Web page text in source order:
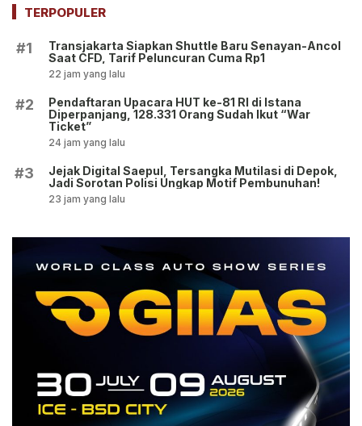
Ekskul Menembak!
TERPOPULER
#1
Transjakarta Siapkan Shuttle Baru Senayan-Ancol
Saat CFD, Tarif Peluncuran Cuma Rp1
22 jam yang lalu
#2
Pendaftaran Upacara HUT ke-81 RI di Istana
Diperpanjang, 128.331 Orang Sudah Ikut “War
Ticket”
24 jam yang lalu
#3
Jejak Digital Saepul, Tersangka Mutilasi di Depok,
Jadi Sorotan Polisi Ungkap Motif Pembunuhan!
23 jam yang lalu